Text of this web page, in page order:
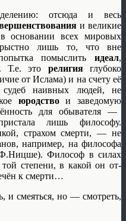
отсюда и весь
и великие
основании всех мировых
лишь то, что вне
помыслитьидеал,
Т.е. это религияглубоко
от Ислама) и на счету её
судеб наивных людей, не
юродствои заведомую
для обывателя —
лишь философу.
страхом смерти, — не
например, на философа
Философ в силах
степени, в какой он от-
к смерти…
и смеяться, но — смотреть,